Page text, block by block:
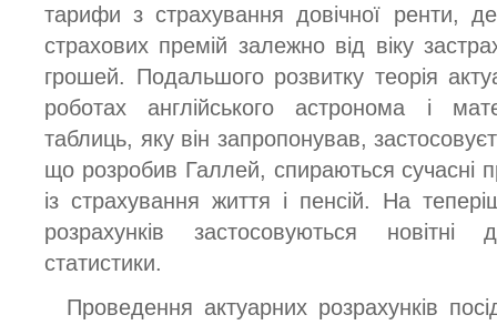
тарифи з страхування довічної ренти,
страхових премій залежно від віку
грошей. Подальшого розвитку теорія
роботах англійського астронома і
таблиць, яку він запропонував,
що розробив Галлей, спираються сучасні
із страхування життя і пенсій. На
розрахунків застосовуються
статистики.
Проведення актуарних розрахунків